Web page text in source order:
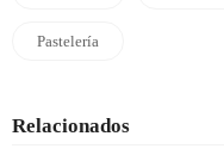
Pastelería
Relacionados